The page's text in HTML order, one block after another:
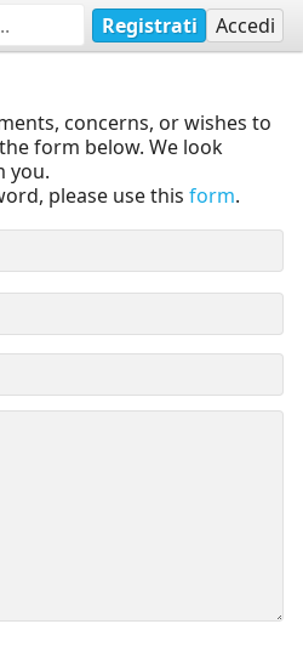
Registrati Accedi
concerns, or wishes to
form below. We look
you.
please use this form.